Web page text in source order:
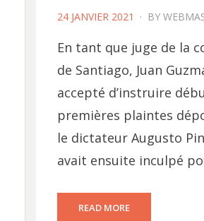
POSTED
24 JANVIER 2021 BY
En tant que juge de la
de Santiago, Juan
accepté d’instruire
premières plaintes
le dictateur Augusto
avait ensuite inculpé
READ MORE